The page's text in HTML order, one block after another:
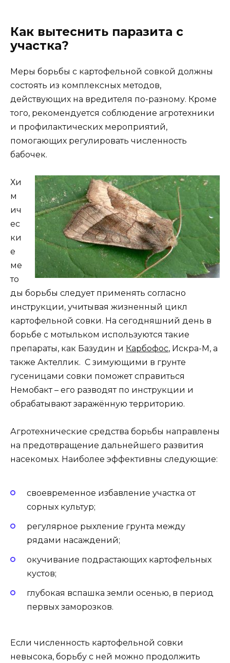
Как вытеснить паразита с
участка?
Меры борьбы с картофельной совкой должны
состоять из комплексных методов,
действующих на вредителя по-разному. Кроме
того, рекомендуется соблюдение агротехники
и профилактических мероприятий,
помогающих регулировать численность
бабочек.
Хи
м
ич
ес
ки
е
ме
то
ды борьбы следует применять согласно
инструкции, учитывая жизненный цикл
картофельной совки. На сегодняшний день в
борьбе с мотыльком используются такие
препараты, как Базудин и Карбофос, Искра-М, а
также Актеллик. С зимующими в грунте
гусеницами совки поможет справиться
Немобакт – его разводят по инструкции и
обрабатывают заражённую территорию.
Агротехнические средства борьбы направлены
на предотвращение дальнейшего развития
насекомых. Наиболее эффективны следующие:
своевременное избавление участка от
сорных культур;
регулярное рыхление грунта между
рядами насаждений;
окучивание подрастающих картофельных
кустов;
глубокая вспашка земли осенью, в период
первых заморозков.
Если численность картофельной совки
невысока, борьбу с ней можно продолжить